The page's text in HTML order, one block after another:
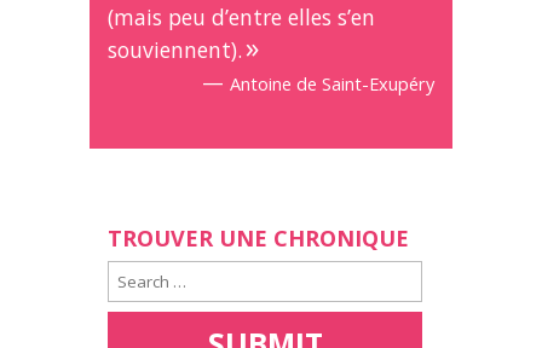
(mais peu d’entre elles s’en
souviennent).
— Antoine de Saint-Exupéry
TROUVER UNE CHRONIQUE